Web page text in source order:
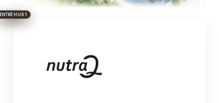
HUS 1
HUS 2
HUS 3
BRON